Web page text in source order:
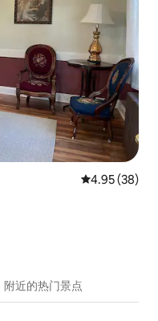
平均评分
4.95 (38)
附近的热门景点